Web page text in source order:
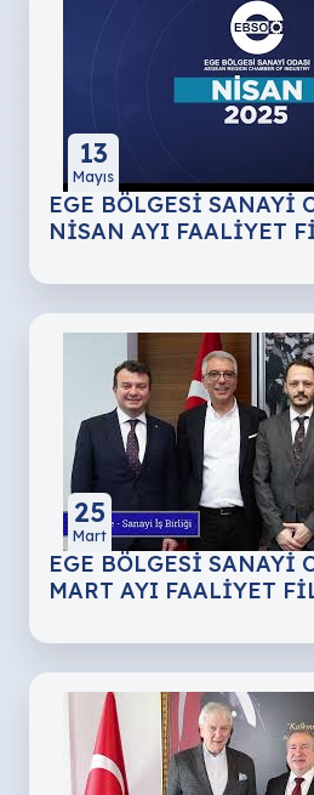
13
Mayıs
EGE BÖLGESİ SANAYİ
NİSAN AYI FAALİYET
25
Mart
EGE BÖLGESİ SANAYİ
MART AYI FAALİYET